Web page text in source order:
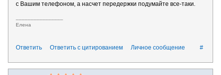
с Вашим телефоном, а насчет передержки подумайте все-таки.
Елена
#
Ответить Ответить с цитированием Личное сообщение